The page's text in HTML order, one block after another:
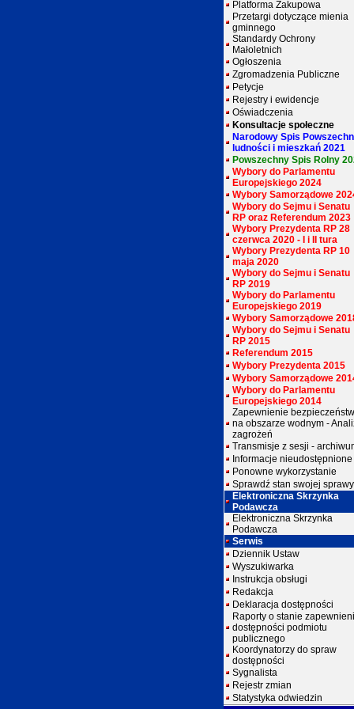
Platforma Zakupowa
Przetargi dotyczące mienia
gminnego
Standardy Ochrony
Małoletnich
Ogłoszenia
Zgromadzenia Publiczne
Petycje
Rejestry i ewidencje
Oświadczenia
Konsultacje społeczne
Narodowy Spis
ludności i mieszkań 2021
Powszechny Spis Rolny
Wybory do Parlamentu
Europejskiego 2024
Wybory Samorządowe
Wybory do Sejmu i Senatu
RP oraz Referendum 2023
Wybory Prezydenta RP 28
czerwca 2020 - I i II tura
Wybory Prezydenta RP 10
maja 2020
Wybory do Sejmu i Senatu
RP 2019
Wybory do Parlamentu
Europejskiego 2019
Wybory Samorządowe
Wybory do Sejmu i Senatu
RP 2015
Referendum 2015
Wybory Prezydenta 2015
Wybory Samorządowe
Wybory do Parlamentu
Europejskiego 2014
Zapewnienie
na obszarze wodnym -
zagrożeń
Transmisje z sesji -
Informacje nieudostępnione
Ponowne wykorzystanie
Sprawdź stan swojej sprawy
Elektroniczna Skrzynka
Podawcza
Elektroniczna Skrzynka
Podawcza
Serwis
Dziennik Ustaw
Wyszukiwarka
Instrukcja obsługi
Redakcja
Deklaracja dostępności
Raporty o stanie
dostępności podmiotu
publicznego
Koordynatorzy do spraw
dostępności
Sygnalista
Rejestr zmian
Statystyka odwiedzin